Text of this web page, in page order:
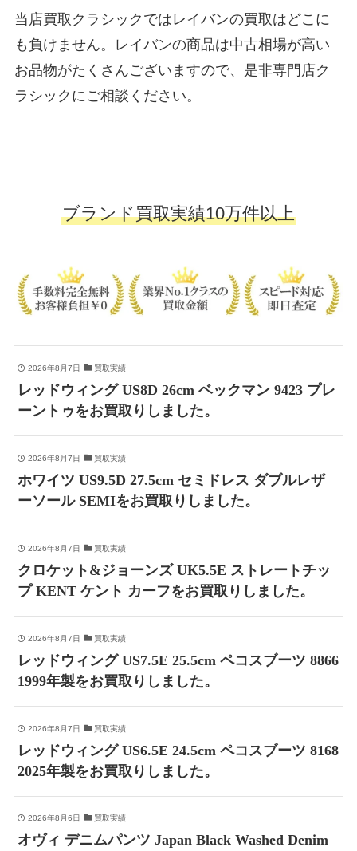
当店買取クラシックではレイバンの買取はどこに
も負けません。レイバンの商品は中古相場が高い
お品物がたくさんございますので、是非専門店ク
ラシックにご相談ください。
ブランド買取実績10万件以上
2026年8月7日 買取実績
レッドウィング US8D 26cm ベックマン 9423 プレ
ーントゥをお買取りしました。
2026年8月7日 買取実績
ホワイツ US9.5D 27.5cm セミドレス ダブルレザ
ーソール SEMIをお買取りしました。
2026年8月7日 買取実績
クロケット&ジョーンズ UK5.5E ストレートチッ
プ KENT ケント カーフをお買取りしました。
2026年8月7日 買取実績
レッドウィング US7.5E 25.5cm ペコスブーツ 8866
1999年製をお買取りしました。
2026年8月7日 買取実績
レッドウィング US6.5E 24.5cm ペコスブーツ 8168
2025年製をお買取りしました。
2026年8月6日 買取実績
オヴィ デニムパンツ Japan Black Washed Denim